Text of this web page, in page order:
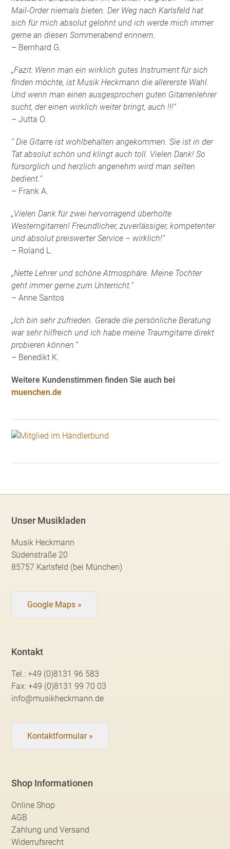
Mail-Order niemals bieten. Der Weg nach Karlsfeld hat
sich für mich absolut gelohnt und ich werde mich immer
gerne an diesen Sommerabend erinnern.
– Bernhard G.
„Fazit: Wenn man ein wirklich gutes Instrument für sich
finden möchte, ist Musik Heckmann die allererste Wahl.
Und wenn man einen ausgesprochen guten Gitarrenlehrer
sucht, der einen wirklich weiter bringt, auch !!!“
– Jutta O.
“ Die Gitarre ist wohlbehalten angekommen. Sie ist in der
Tat absolut schön und klingt auch toll. Vielen Dank! So
fürsorglich und herzlich angenehm wird man selten
bedient.“
– Frank A.
„Vielen Dank für zwei hervorragend überholte
Westerngitarren! Freundlicher, zuverlässiger, kompetenter
und absolut preiswerter Service – wirklich!“
– Roland L.
„Nette Lehrer und schöne Atmosphäre. Meine Tochter
geht immer gerne zum Unterricht.“
– Anne Santos
„Ich bin sehr zufrieden. Gerade die persönliche Beratung
war sehr hilfreich und ich habe meine Traumgitarre direkt
probieren können.“
– Benedikt K.
Weitere Kundenstimmen finden Sie auch bei
muenchen.de
Unser Musikladen
Musik Heckmann
Südenstraße 20
85757 Karlsfeld (bei München)
Google Maps »
Kontakt
Tel.:+49 (0)8131 96 583
Fax:+49 (0)8131 99 70 03
info@musikheckmann.de
Kontaktformular »
Shop Informationen
Online Shop
AGB
Zahlung und Versand
Widerrufsrecht